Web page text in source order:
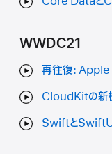
WWDC21
再往復: Apple
CloudKitの新
Swiftと